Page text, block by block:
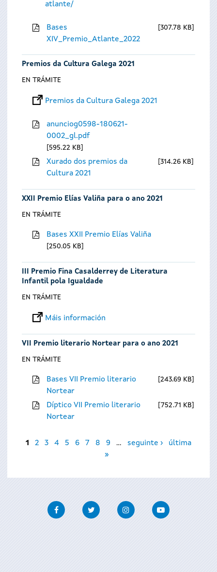
atlante/
Bases
XIV_Premio_Atlante_2022
307.78 KB
Premios da Cultura Galega 2021
EN TRÁMITE
Premios da Cultura Galega 2021
anunciog0598-180621-
0002_gl.pdf
595.22 KB
Xurado dos premios da
Cultura 2021
314.26 KB
XXII Premio Elías Valiña para o ano 2021
EN TRÁMITE
Bases XXII Premio Elías Valiña
250.05 KB
III Premio Fina Casalderrey de Literatura
Infantil pola Igualdade
EN TRÁMITE
Máis información
VII Premio literario Nortear para o ano 2021
EN TRÁMITE
Bases VII Premio literario
Nortear
243.69 KB
Díptico VII Premio literario
Nortear
752.71 KB
Páxinas
1 2 3 4 5 6 7 8 9 … seguinte ›
última
»
FacebookTwitter InstagramYoutube